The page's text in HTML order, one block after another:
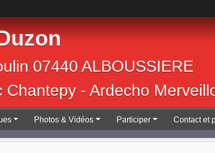
Moulin 07440
Chantepy - Ardecho
Photos & Vidéos Participer Contact et